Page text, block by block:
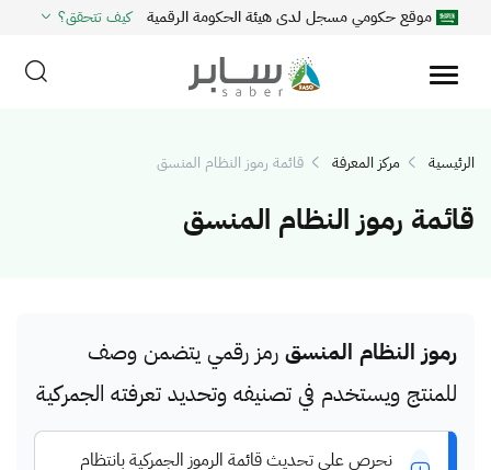
موقع حكومي مسجل لدى هيئة الحكومة الرقمية كيف تتحقق؟
الرئيسية مركز المعرفة قائمة رموز النظام المنسق
قائمة رموز النظام المنسق
رموز النظام المنسق رمز رقمي يتضمن وصف
للمنتج ويستخدم في تصنيفه وتحديد تعرفته الجمركية
نحرص على تحديث قائمة الرموز الجمركية بانتظام